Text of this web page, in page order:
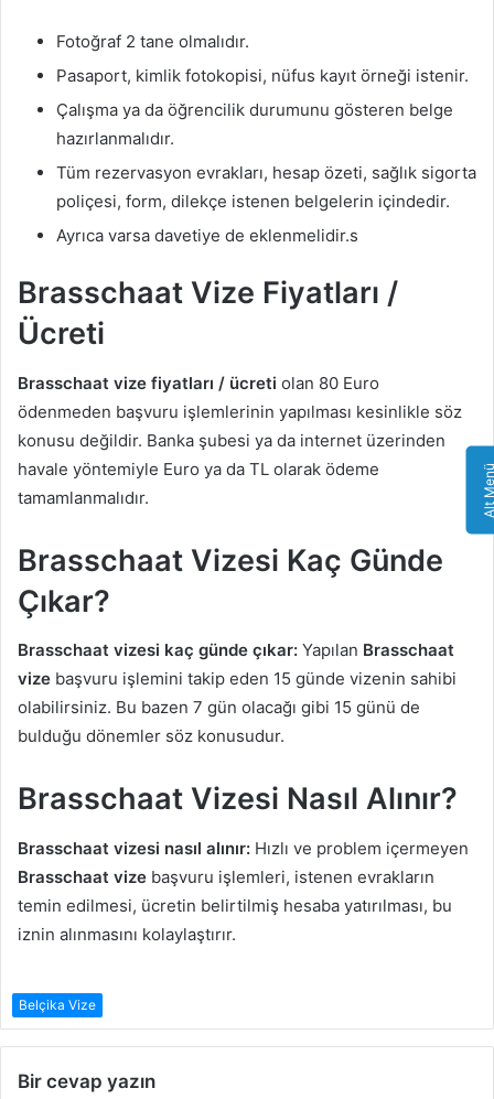
Fotoğraf 2 tane olmalıdır.
Pasaport, kimlik fotokopisi, nüfus kayıt örneği istenir.
Çalışma ya da öğrencilik durumunu gösteren belge
hazırlanmalıdır.
Tüm rezervasyon evrakları, hesap özeti, sağlık sigorta
poliçesi, form, dilekçe istenen belgelerin içindedir.
Ayrıca varsa davetiye de eklenmelidir.s
Brasschaat Vize Fiyatları /
Ücreti
Brasschaat vize fiyatları / ücreti olan 80 Euro
ödenmeden başvuru işlemlerinin yapılması kesinlikle söz
konusu değildir. Banka şubesi ya da internet üzerinden
havale yöntemiyle Euro ya da TL olarak ödeme
tamamlanmalıdır.
Brasschaat Vizesi Kaç Günde
Çıkar?
Brasschaat vizesi kaç günde çıkar: Yapılan Brasschaat
vize başvuru işlemini takip eden 15 günde vizenin sahibi
olabilirsiniz. Bu bazen 7 gün olacağı gibi 15 günü de
bulduğu dönemler söz konusudur.
Brasschaat Vizesi Nasıl Alınır?
Brasschaat vizesi nasıl alınır: Hızlı ve problem içermeyen
Brasschaat vize başvuru işlemleri, istenen evrakların
temin edilmesi, ücretin belirtilmiş hesaba yatırılması, bu
iznin alınmasını kolaylaştırır.
Belçika Vize
Bir cevap yazın
Alt